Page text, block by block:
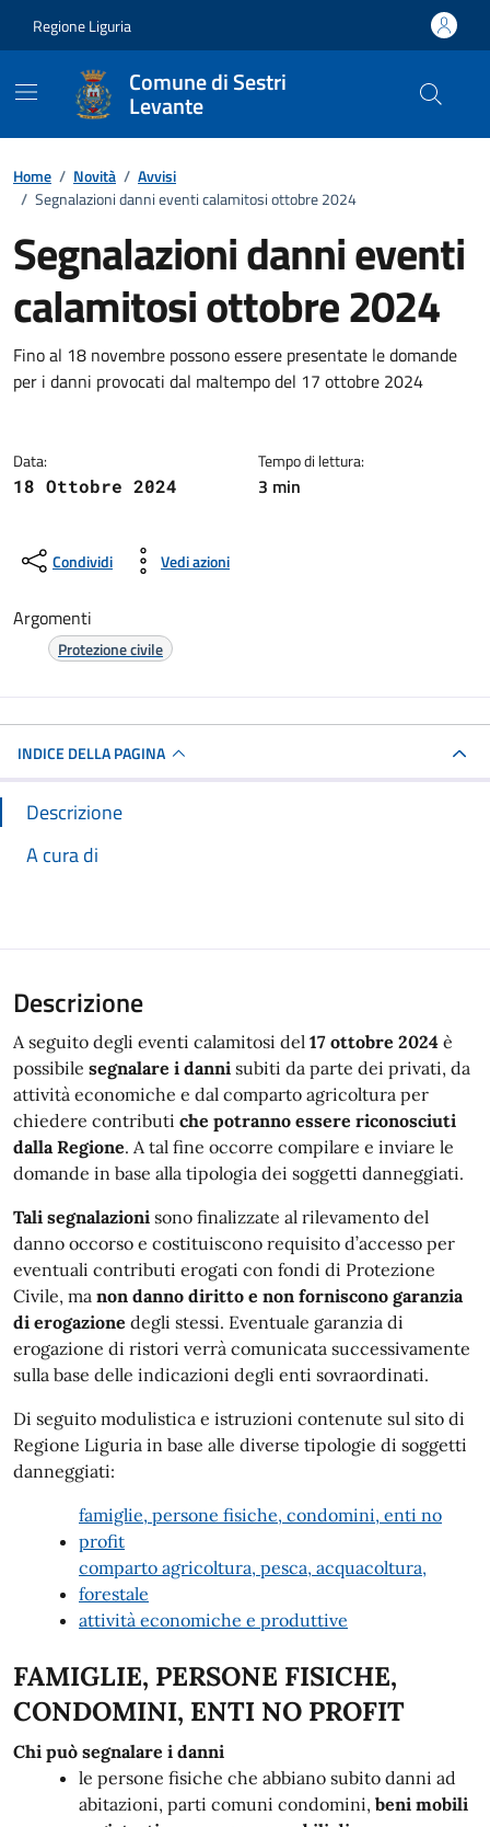
Regione Liguria
Comune di Sestri
Levante
Home / Novità / Avvisi
/ Segnalazioni danni eventi calamitosi ottobre 2024
Segnalazioni danni eventi
calamitosi ottobre 2024
Dettagli della notizia
Fino al 18 novembre possono essere presentate le domande
per i danni provocati dal maltempo del 17 ottobre 2024
Data:
18 Ottobre 2024
Tempo di lettura:
3 min
Condividi Vedi azioni
Argomenti
Protezione civile
INDICE DELLA PAGINA
Descrizione
A cura di
Descrizione
A seguito degli eventi calamitosi del 17 ottobre 2024 è
possibile segnalare i danni subiti da parte dei privati, da
attività economiche e dal comparto agricoltura per
chiedere contributi che potranno essere riconosciuti
dalla Regione. A tal fine occorre compilare e inviare le
domande in base alla tipologia dei soggetti danneggiati.
Tali segnalazioni sono finalizzate al rilevamento del
danno occorso e costituiscono requisito d’accesso per
eventuali contributi erogati con fondi di Protezione
Civile, ma non danno diritto e non forniscono garanzia
di erogazione degli stessi. Eventuale garanzia di
erogazione di ristori verrà comunicata successivamente
sulla base delle indicazioni degli enti sovraordinati.
Di seguito modulistica e istruzioni contenute sul sito di
Regione Liguria in base alle diverse tipologie di soggetti
danneggiati:
famiglie, persone fisiche, condomini, enti no
profit
comparto agricoltura, pesca, acquacoltura,
forestale
attività economiche e produttive
FAMIGLIE, PERSONE FISICHE,
CONDOMINI, ENTI NO PROFIT
Chi può segnalare i danni
le persone fisiche che abbiano subito danni ad
abitazioni, parti comuni condomini, beni mobili